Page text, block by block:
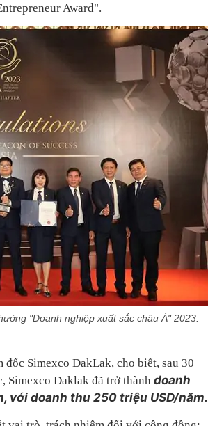
Award".
"Doanh nghiệp xuất sắc châu Á" 2023.
Simexco DakLak, cho biết, sau 30
Simexco Daklak đã trở thành doanh
với doanh thu 250 triệu USD/năm.